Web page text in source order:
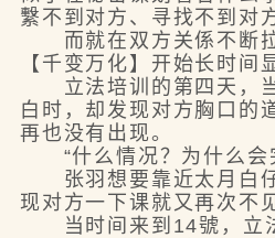
繫不到对方、寻找不到对
而就在双方关係不断拉
【千变万化】开始长时
立法培训的第四天，当
白时，却发现对方胸口的
再也没有出现。
“什么情况？为什么会
张羽想要靠近太月白仔
现对方一下课就又再次不
当时间来到14號，立